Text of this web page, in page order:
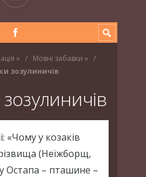
» Мовні забавки »
зозулиничів
«Чому у козаків
(Неїжборщ,
Остапа – пташине –